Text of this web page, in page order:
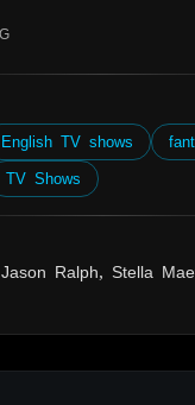
English TV shows
TV Shows
Ralph, Stella